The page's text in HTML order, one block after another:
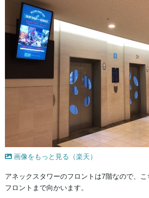
画像をもっと見る（楽天）
アネックスタワーのフロントは7階なので、
フロントまで向かいます。